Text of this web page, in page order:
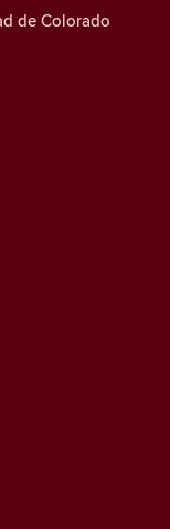
de Colorado